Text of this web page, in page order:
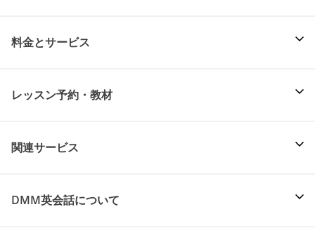
料金とサービス
レッスン予約・教材
関連サービス
DMM英会話について